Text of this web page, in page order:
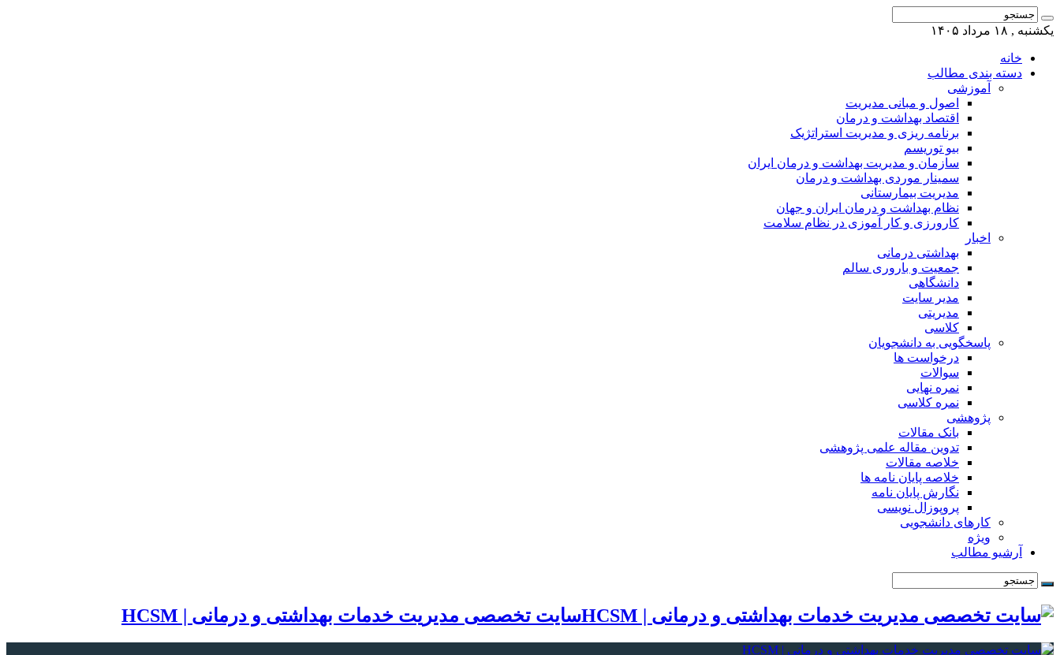
یکشنبه , ۱۸ مرداد ۱۴۰۵
خانه
دسته بندی مطالب
آموزشی
اصول و مبانی مدیریت
اقتصاد بهداشت و درمان
برنامه ریزی و مدیریت استراتژیک
بیو توریسم
سازمان و مدیریت بهداشت و درمان ایران
سمینار موردی بهداشت و درمان
مدیریت بیمارستانی
نظام بهداشت و درمان ایران و جهان
کارورزی و کار آموزی در نظام سلامت
اخبار
بهداشتی درمانی
جمعیت و باروری سالم
دانشگاهی
مدیر سایت
مدیریتی
کلاسی
پاسخگویی به دانشجویان
درخواست ها
سوالات
نمره نهایی
نمره کلاسی
پژوهشی
بانک مقالات
تدوین مقاله علمی پژوهشی
خلاصه مقالات
خلاصه پایان نامه ها
نگارش پایان نامه
پروپوزال نویسی
کارهای دانشجویی
ویژه
آرشیو مطالب
سایت تخصصی مدیریت خدمات بهداشتی و درمانی | HCSM